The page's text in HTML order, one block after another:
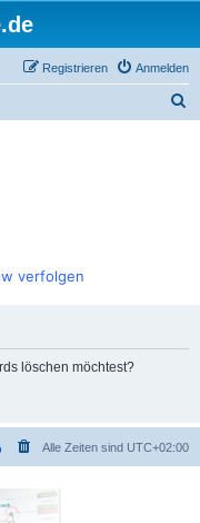
Anmelden
Registrieren
verfolgen
löschen möchtest?
Alle Zeiten sind UTC+02:00